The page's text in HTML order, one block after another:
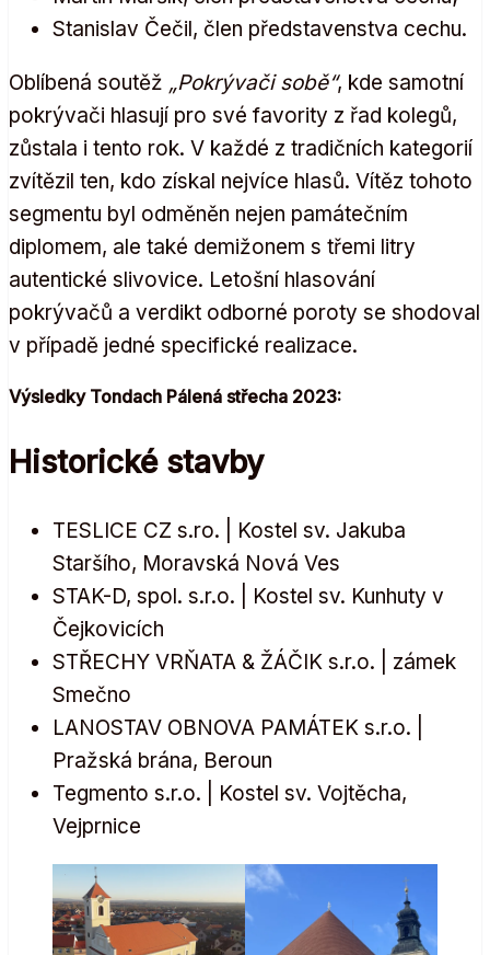
Stanislav Čečil, člen představenstva cechu.
Oblíbená soutěž „Pokrývači sobě“, kde samotní
pokrývači hlasují pro své favority z řad kolegů,
zůstala i tento rok. V každé z tradičních kategorií
zvítězil ten, kdo získal nejvíce hlasů. Vítěz tohoto
segmentu byl odměněn nejen památečním
diplomem, ale také demižonem s třemi litry
autentické slivovice. Letošní hlasování
pokrývačů a verdikt odborné poroty se shodoval
v případě jedné specifické realizace.
Výsledky Tondach Pálená střecha 2023:
Historické stavby
TESLICE CZ s.ro. | Kostel sv. Jakuba
Staršího, Moravská Nová Ves
STAK-D, spol. s.r.o. | Kostel sv. Kunhuty v
Čejkovicích
STŘECHY VRŇATA & ŽÁČIK s.r.o. | zámek
Smečno
LANOSTAV OBNOVA PAMÁTEK s.r.o. |
Pražská brána, Beroun
Tegmento s.r.o. | Kostel sv. Vojtěcha,
Vejprnice